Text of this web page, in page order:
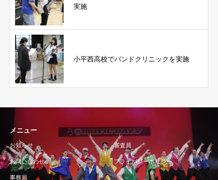
実施
小平西高校でバンドクリニックを実施
メニュー
お知らせ 審査員
お問い合わせ プライバシーポリシー
事務局